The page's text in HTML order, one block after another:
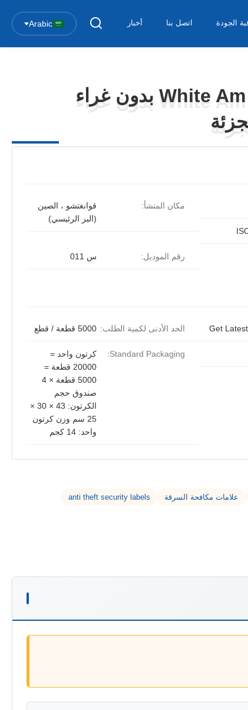
الجودة اتصل بنا أخبار Arabic
White Am EAS Soft Label بدون غراء
White Am EAS Soft Label بدون غراء
مكان المنشأ:
قوانغتشو ، الصين
(البر الرئيسي)
رقم الموديل: س 011
الحد الأدنى لكمية الطلب: 5000 قطعة / قطع Get
Standard Packaging:
كرتون واحد =
20000 قطعة =
5000 قطعة × 4
صندوق حجم
الكرتون: 43 × 30 ×
25 سم وزن كرتون
واحد: 14 كجم
علامات مكافحة السرقة anti theft security labels